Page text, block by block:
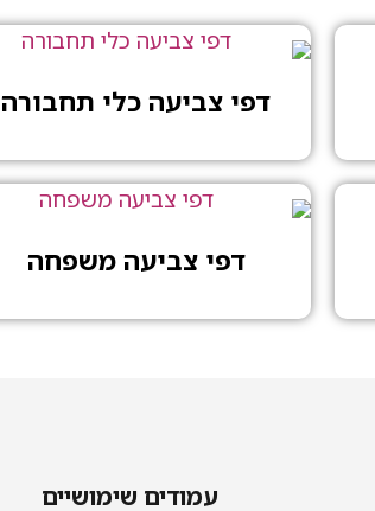
דפי צביעה כלי תחבורה
דפי צביעה משפחה
עמודים שימושיים